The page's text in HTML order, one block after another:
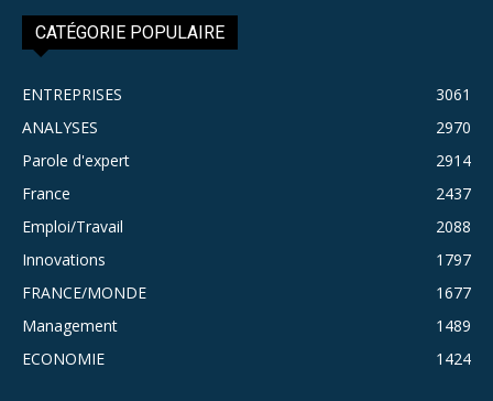
CATÉGORIE POPULAIRE
ENTREPRISES
3061
ANALYSES
2970
Parole d'expert
2914
France
2437
Emploi/Travail
2088
Innovations
1797
FRANCE/MONDE
1677
Management
1489
ECONOMIE
1424